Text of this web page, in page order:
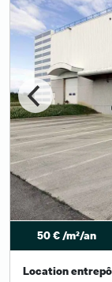
50 € /m²/an
Location